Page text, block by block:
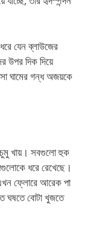
যেন ব্লাউজের
উপর দিক দিয়ে
ঘামের গন্ধ অজয়কে
খায়। সবগুলো হুক
ধরে রেখেছে।
ফ্লোরে আরেক পা
ঘষতে বোটা খুজতে